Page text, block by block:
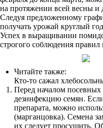
на протяжении всей весны и
Следуя предложенному
получать урожай круглый
Успех в выращивании
строгого соблюдения правил
Читайте также:
Кто-то сажал
Перед началом посевных
дезинфекцию семян.
препарата, можно
(марганцовка). Семена
их следует просушить.